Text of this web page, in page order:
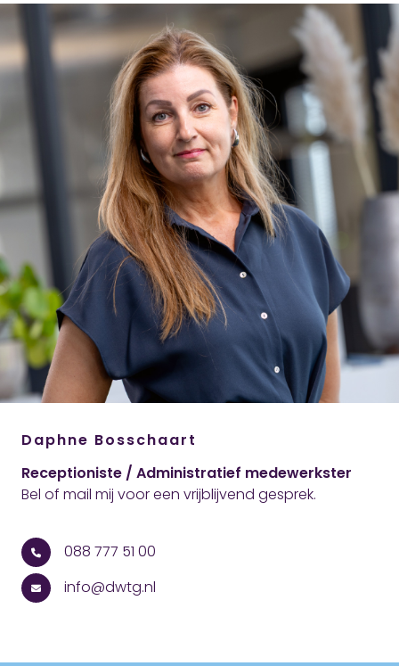
Daphne Bosschaart
Receptioniste / Administratief medewerkster
Bel of mail mij voor een vrijblijvend gesprek.
088 777 51 00
info@dwtg.nl